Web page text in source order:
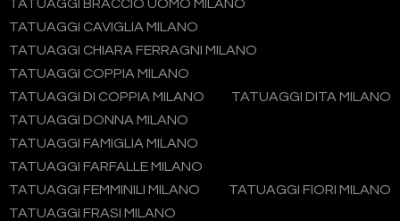
TATUAGGI BRACCIO UOMO MILANO
TATUAGGI CAVIGLIA MILANO
TATUAGGI CHIARA FERRAGNI MILANO
TATUAGGI COPPIA MILANO
TATUAGGI DI COPPIA MILANO
TATUAGGI DITA MILANO
TATUAGGI DONNA MILANO
TATUAGGI FAMIGLIA MILANO
TATUAGGI FARFALLE MILANO
TATUAGGI FEMMINILI MILANO
TATUAGGI FIORI MILANO
TATUAGGI FRASI MILANO